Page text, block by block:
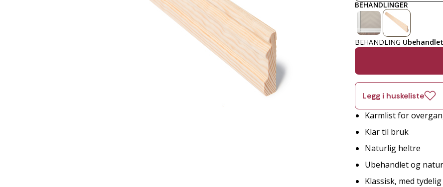
BEHANDLINGER
BEHANDLING Ubehandlet
Legg i huskeliste
Karmlist for
Klar til bruk
Naturlig heltre
Ubehandlet og
Klassisk, med